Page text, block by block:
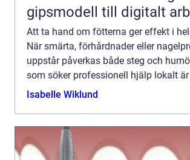
gipsmodell till digitalt
Att ta hand om fötterna ger effekt i
När smärta, förhårdnader eller
uppstår påverkas både steg och
som söker professionell hjälp lokalt är
Isabelle Wiklund